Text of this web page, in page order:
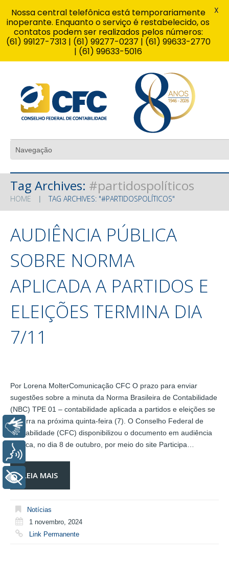
Tag Archives: #partidospolíticos
HOME TAG ARCHIVES: "#PARTIDOSPOLÍTICOS"
AUDIÊNCIA PÚBLICA
SOBRE NORMA
APLICADA A PARTIDOS E
ELEIÇÕES TERMINA DIA
7/11
Por Lorena MolterComunicação CFC O prazo para enviar
sugestões sobre a minuta da Norma Brasileira de Contabilidade
(NBC) TPE 01 – contabilidade aplicada a partidos e eleições se
encerra na próxima quinta-feira (7). O Conselho Federal de
Contabilidade (CFC) disponibilizou o documento em audiência
pública, no dia 8 de outubro, por meio do site Participa…
LEIA MAIS
Notícias
1 novembro, 2024
Link Permanente
Nossa central telefônica está temporariamente
inoperante. Enquanto o serviço é restabelecido, os
contatos podem ser realizados pelos números:
(61) 99127-7313 | (61) 99277-0237 | (61) 99633-2770
| (61) 99633-5016
X
Libras
+ Acessibilidade